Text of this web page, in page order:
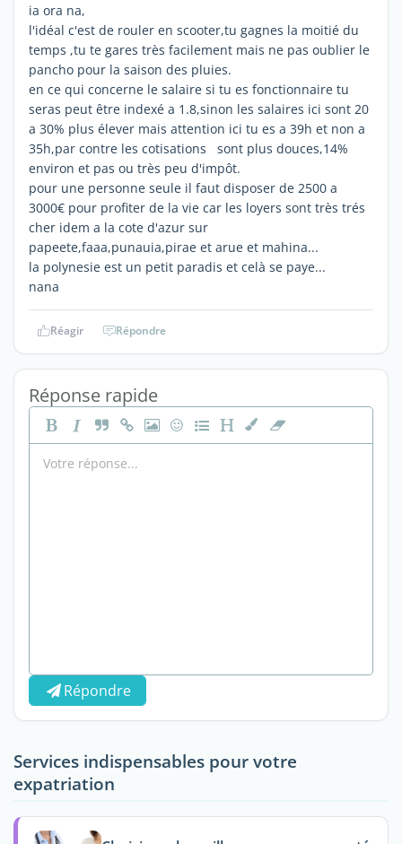
ia ora na,
l'idéal c'est de rouler en scooter,tu gagnes la moitié du
temps ,tu te gares très facilement mais ne pas oublier le
pancho pour la saison des pluies.
en ce qui concerne le salaire si tu es fonctionnaire tu
seras peut être indexé a 1.8,sinon les salaires ici sont 20
a 30% plus élever mais attention ici tu es a 39h et non a
35h,par contre les cotisations sont plus douces,14%
environ et pas ou très peu d'impôt.
pour une personne seule il faut disposer de 2500 a
3000€ pour profiter de la vie car les loyers sont très trés
cher idem a la cote d'azur sur
papeete,faaa,punauia,pirae et arue et mahina...
la polynesie est un petit paradis et celà se paye...
nana
Réagir Répondre
Réponse rapide
Répondre
Services indispensables pour votre
expatriation